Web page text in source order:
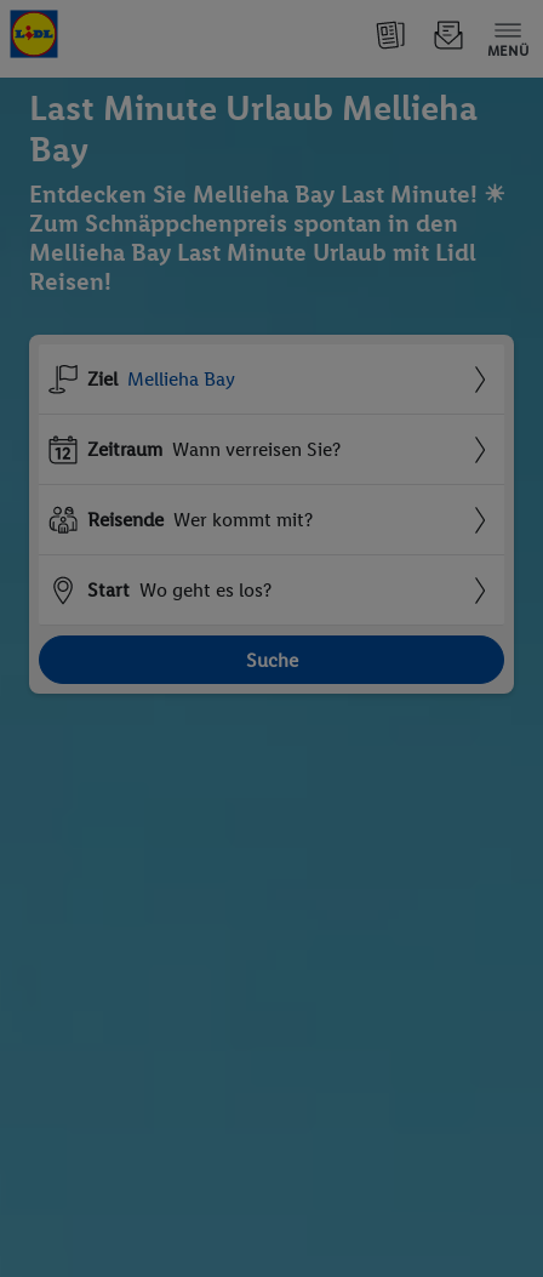
MENÜ
Last Minute Urlaub Mellieha
Bay
Entdecken Sie Mellieha Bay Last Minute! ☀
Zum Schnäppchenpreis spontan in den
Mellieha Bay Last Minute Urlaub mit Lidl
Reisen!
Ziel Mellieha Bay
Zeitraum Wann verreisen Sie?
Reisende Wer kommt mit?
Start Wo geht es los?
Suche